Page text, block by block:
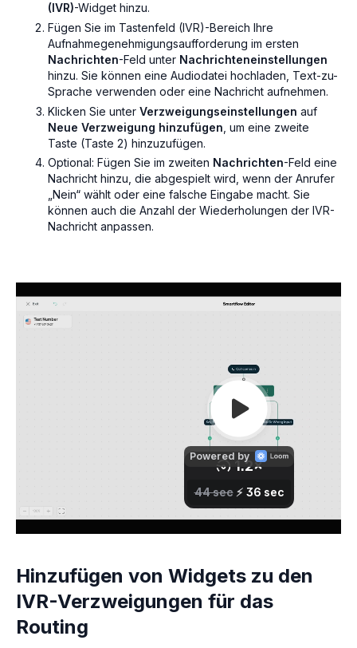
(IVR)-Widget hinzu.
Fügen Sie im Tastenfeld (IVR)-Bereich Ihre
Aufnahmegenehmigungsaufforderung im ersten
Nachrichten-Feld unter Nachrichteneinstellungen
hinzu. Sie können eine Audiodatei hochladen, Text-zu-
Sprache verwenden oder eine Nachricht aufnehmen.
Klicken Sie unter Verzweigungseinstellungen auf
Neue Verzweigung hinzufügen , um eine zweite
Taste (Taste 2) hinzuzufügen.
Optional: Fügen Sie im zweiten Nachrichten-Feld eine
Nachricht hinzu, die abgespielt wird, wenn der Anrufer
„Nein“ wählt oder eine falsche Eingabe macht. Sie
können auch die Anzahl der Wiederholungen der IVR-
Nachricht anpassen.
Hinzufügen von Widgets zu den
IVR-Verzweigungen für das
Routing